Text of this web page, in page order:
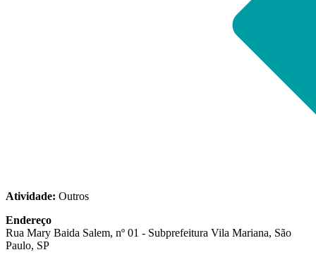
Atividade: Outros
Endereço
Rua Mary Baida Salem, nº 01 - Subprefeitura Vila Mariana, São
Paulo, SP